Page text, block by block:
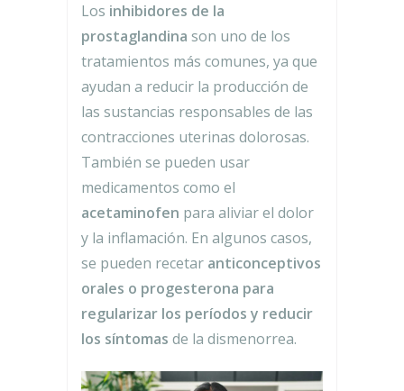
Los inhibidores de la
prostaglandina son uno de los
tratamientos más comunes, ya que
ayudan a reducir la producción de
las sustancias responsables de las
contracciones uterinas dolorosas.
También se pueden usar
medicamentos como el
acetaminofen para aliviar el dolor
y la inflamación. En algunos casos,
se pueden recetar anticonceptivos
orales o progesterona para
regularizar los períodos y reducir
los síntomas de la dismenorrea.